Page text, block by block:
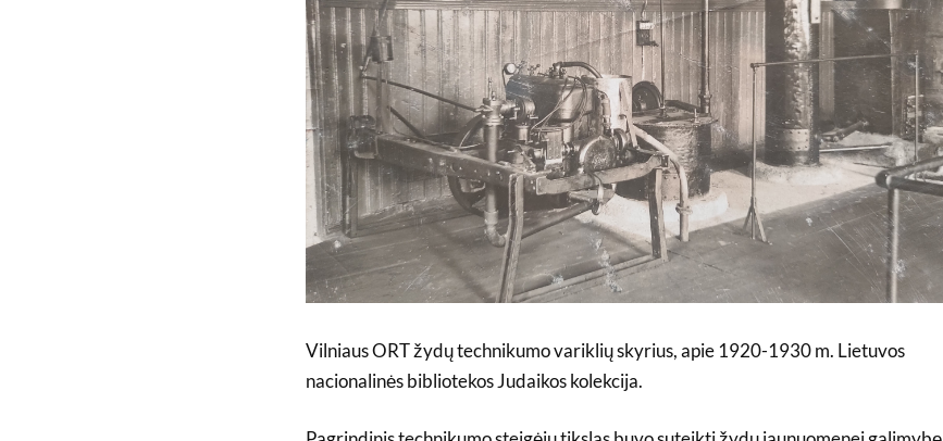
Vilniaus ORT žydų technikumo variklių skyrius, apie 1920-1930 m. Lietuvos
nacionalinės bibliotekos Judaikos kolekcija.